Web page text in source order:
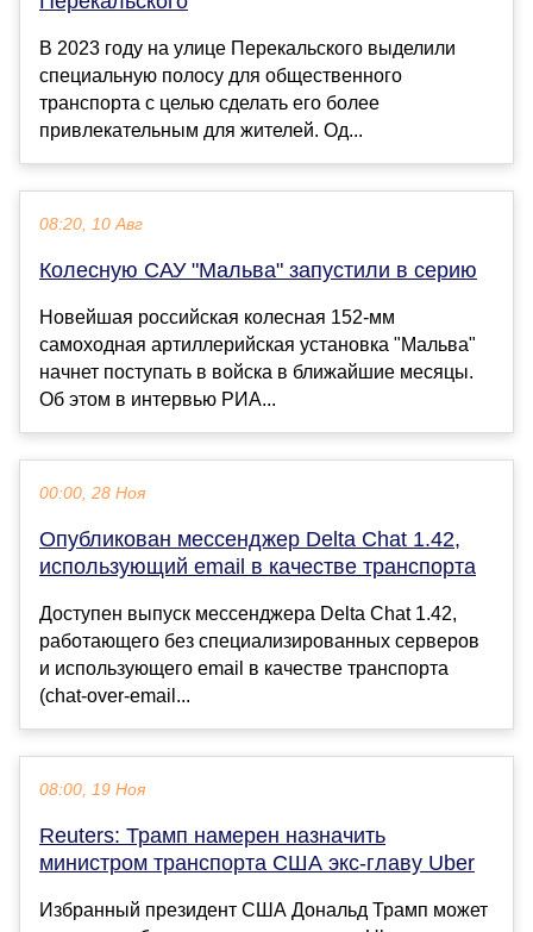
В 2023 году на улице Перекальского выделили
специальную полосу для общественного
транспорта с целью сделать его более
привлекательным для жителей. Од...
08:20, 10 Авг
Колесную САУ "Мальва" запустили в серию
Новейшая российская колесная 152-мм
самоходная артиллерийская установка "Мальва"
начнет поступать в войска в ближайшие месяцы.
Об этом в интервью РИА...
00:00, 28 Ноя
Опубликован мессенджер Delta Chat 1.42,
использующий email в качестве транспорта
Доступен выпуск мессенджера Delta Chat 1.42,
работающего без специализированных серверов
и использующего email в качестве транспорта
(chat-over-email...
08:00, 19 Ноя
Reuters: Трамп намерен назначить
министром транспорта США экс-главу Uber
Избранный президент США Дональд Трамп может